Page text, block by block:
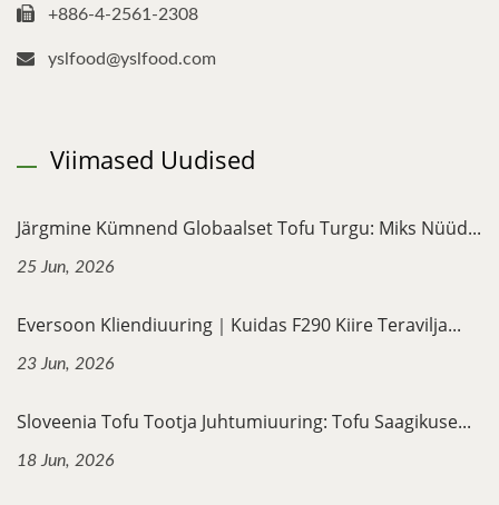
+886-4-2561-2308
yslfood@yslfood.com
Viimased Uudised
Järgmine Kümnend Globaalset Tofu Turgu: Miks Nüüd...
25 Jun, 2026
Eversoon Kliendiuuring｜Kuidas F290 Kiire Teravilja...
23 Jun, 2026
Sloveenia Tofu Tootja Juhtumiuuring: Tofu Saagikuse...
18 Jun, 2026